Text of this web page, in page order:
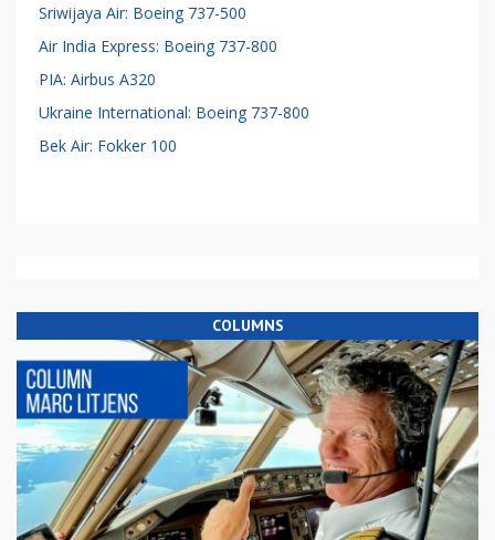
Sriwijaya Air: Boeing 737-500
Air India Express: Boeing 737-800
PIA: Airbus A320
Ukraine International: Boeing 737-800
Bek Air: Fokker 100
COLUMNS